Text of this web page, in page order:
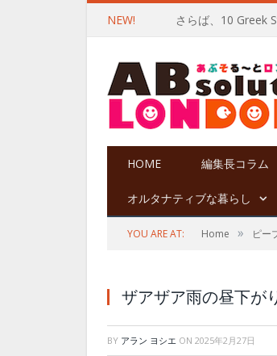
NEW! さらば、10 Greek
HOME 編集長コラム
オルタナティブな暮らし
YOU ARE AT: Home » ピー
ザアザア雨の昼下が
BY アラン ヨシエ ON 2025年2月27日